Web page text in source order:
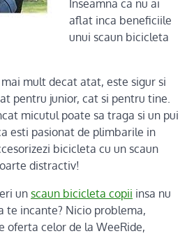
Inseamna ca nu ai
aflat inca beneficiile
unui scaun bicicleta
mult decat atat, este sigur si
pentru junior, cat si pentru tine.
micutul poate sa traga si un pui
esti pasionat de plimbarile in
bicicleta cu un scaun
distractiv!
un scaun bicicleta copii insa nu
te incante? Nicio problema,
oferta celor de la WeeRide,